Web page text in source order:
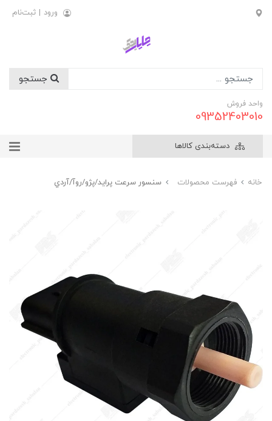
ورود | ثبت‌نام
واحد فروش
09352403010
دسته‌بندی کالاها
خانه فهرست محصولات سنسور سرعت پرايد/پژو/روآ/آردي